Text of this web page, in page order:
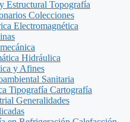
Estructural Topografía
Colecciones
Electromagnética
Hidráulica
y Afines
Sanitaria
Tipografía Cartografía
Generalidades